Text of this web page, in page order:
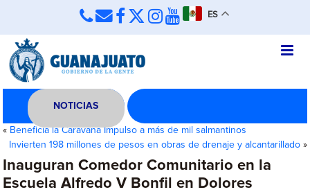
ES
NOTICIAS
« Beneficia la Caravana Impulso a más de mil salmantinos
Invierten 198 millones de pesos en obras de drenaje y alcantarillado»
Inauguran Comedor Comunitario en la
Escuela Alfredo V Bonfil en Dolores